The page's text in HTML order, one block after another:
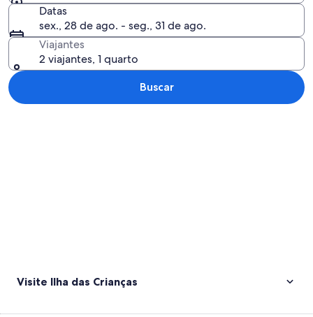
Datas
sex., 28 de ago. - seg., 31 de ago.
Viajantes
2 viajantes, 1 quarto
Buscar
Visite Ilha das Crianças